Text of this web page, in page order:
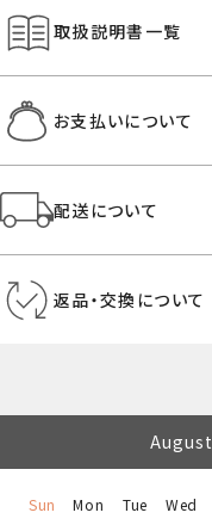
取扱説明書一覧
お支払いについて
配送について
返品・交換について
August
Sun Mon Tue Wed